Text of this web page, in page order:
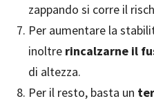
zappando si corre il
Per aumentare la
inoltre rincalzarne il
di altezza.
Per il resto, basta un